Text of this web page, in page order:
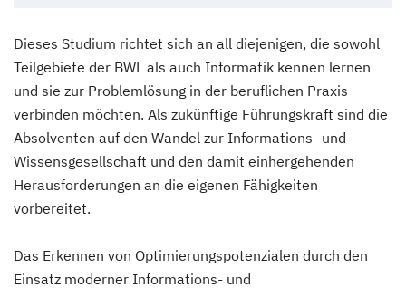
Dieses Studium richtet sich an all diejenigen, die sowohl
Teilgebiete der BWL als auch Informatik kennen lernen
und sie zur Problemlösung in der beruflichen Praxis
verbinden möchten. Als zukünftige Führungskraft sind die
Absolventen auf den Wandel zur Informations- und
Wissensgesellschaft und den damit einhergehenden
Herausforderungen an die eigenen Fähigkeiten
vorbereitet.
Das Erkennen von Optimierungspotenzialen durch den
Einsatz moderner Informations- und